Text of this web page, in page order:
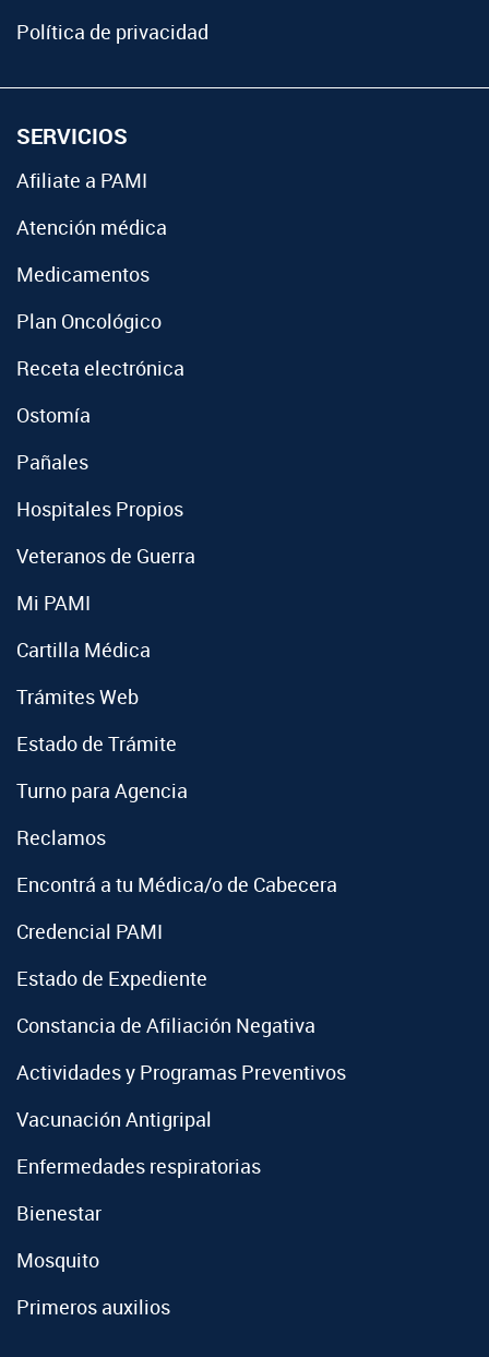
Política de privacidad
SERVICIOS
Afiliate a PAMI
Atención médica
Medicamentos
Plan Oncológico
Receta electrónica
Ostomía
Pañales
Hospitales Propios
Veteranos de Guerra
Mi PAMI
Cartilla Médica
Trámites Web
Estado de Trámite
Turno para Agencia
Reclamos
Encontrá a tu Médica/o de Cabecera
Credencial PAMI
Estado de Expediente
Constancia de Afiliación Negativa
Actividades y Programas Preventivos
Vacunación Antigripal
Enfermedades respiratorias
Bienestar
Mosquito
Primeros auxilios